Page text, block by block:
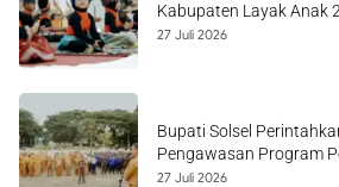
Kabupaten Layak Anak
27 Juli 2026
Bupati Solsel
Pengawasan Program
27 Juli 2026